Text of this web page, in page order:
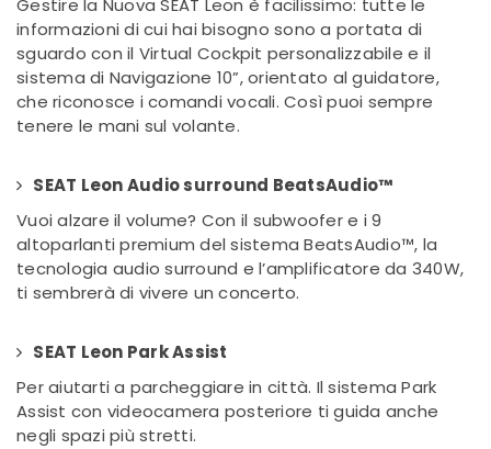
Gestire la Nuova SEAT Leon è facilissimo: tutte le
informazioni di cui hai bisogno sono a portata di
sguardo con il Virtual Cockpit personalizzabile e il
sistema di Navigazione 10”, orientato al guidatore,
che riconosce i comandi vocali. Così puoi sempre
tenere le mani sul volante.
SEAT Leon Audio surround BeatsAudio™
Vuoi alzare il volume? Con il subwoofer e i 9
altoparlanti premium del sistema BeatsAudio™, la
tecnologia audio surround e l’amplificatore da 340W,
ti sembrerà di vivere un concerto.
SEAT Leon Park Assist
Per aiutarti a parcheggiare in città. Il sistema Park
Assist con videocamera posteriore ti guida anche
negli spazi più stretti.